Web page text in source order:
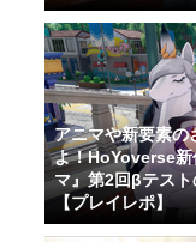
アニマや新要素の
よ！HoYoverse新
マ』第2回βテス
【プレイレポ】